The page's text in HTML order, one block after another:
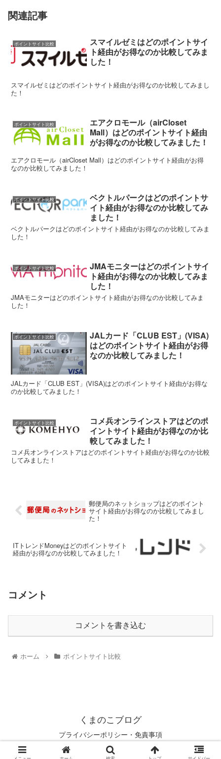
関連記事
ポイントサイト比較
スマイルゼミはどのポイントサイ
ト経由がお得なのか比較してみま
した！
スマイルゼミはどのポイントサイト経由がお得なのか比較してみまし
た！
ポイントサイト比較
エアクロモール（airCloset
Mall）はどのポイントサイト経由
がお得なのか比較してみました！
エアクロモール（airCloset Mall）はどのポイントサイト経由がお得
なのか比較してみました！
ポイントサイト比較
ベクトルパークはどのポイントサ
イト経由がお得なのか比較してみ
ました！
ベクトルパークはどのポイントサイト経由がお得なのか比較してみま
した！
ポイントサイト比較
JMAモニターはどのポイントサイ
ト経由がお得なのか比較してみま
した！
JMAモニターはどのポイントサイト経由がお得なのか比較してみま
した！
ポイントサイト比較
JALカード「CLUB EST」(VISA)
はどのポイントサイト経由がお得
なのか比較してみました！
JALカード「CLUB EST」(VISA)はどのポイントサイト経由がお得な
のか比較してみました！
ポイントサイト比較
コメ兵オンラインストアはどのポ
イントサイト経由がお得なのか比
較してみました！
コメ兵オンラインストアはどのポイントサイト経由がお得なのか比較
してみました！
郵便局のネットショップはどのポイント
サイト経由がお得なのか比較してみまし
た！
ITトレンドMoneyはどのポイントサイト
経由がお得なのか比較してみました！
コメント
コメントを書き込む
ホーム ポイントサイト比較
くまのこブログ
プライバシーポリシー・免責事項
© 2021 くまのこブログ.